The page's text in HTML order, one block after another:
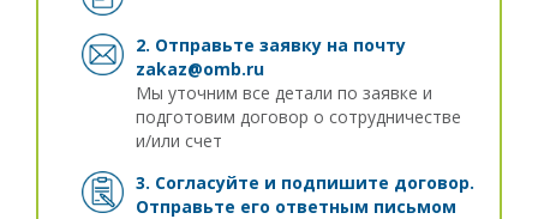
2. Отправьте заявку на почту
zakaz@omb.ru
Мы уточним все детали по заявке и
подготовим договор о сотрудничестве
и/или счет
3. Согласуйте и подпишите договор.
Отправьте его ответным письмом